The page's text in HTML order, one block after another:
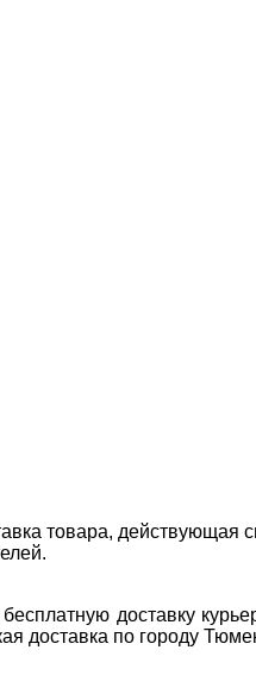
товара, действующая
доставку
доставка по городу